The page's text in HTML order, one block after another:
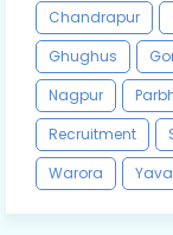
Chandrapur
Ghughus
Nagpur
Recruitment
Warora